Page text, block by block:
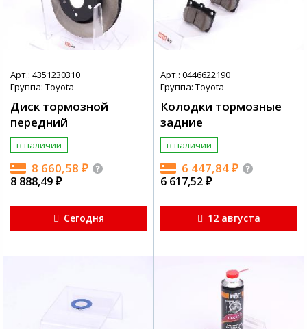
Арт.: 4351230310
Группа: Toyota
Диск тормозной
передний
в наличии
8 660,58 ₽
8 888,49₽
Сегодня
Арт.: 0446622190
Группа: Toyota
Колодки тормозные
задние
в наличии
6 447,84₽
6 617,52₽
12 августа